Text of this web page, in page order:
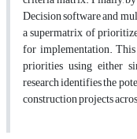
Decision software and
a supermatrix of
for implementation.
priorities using either
research identifies the
construction projects